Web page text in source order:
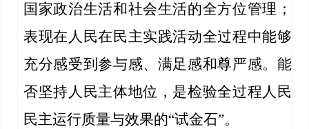
国家政治生活和社会生活的全方位管理；
表现在人民在民主实践活动全过程中能够
充分感受到参与感、满足感和尊严感。能
否坚持人民主体地位，是检验全过程人民
民主运行质量与效果的“试金石”。